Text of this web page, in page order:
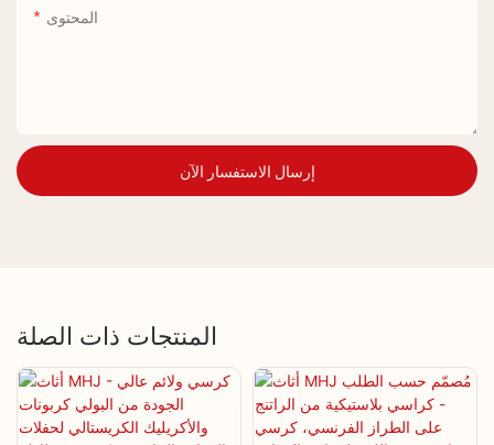
المحتوى
إرسال الاستفسار الآن
المنتجات ذات الصلة